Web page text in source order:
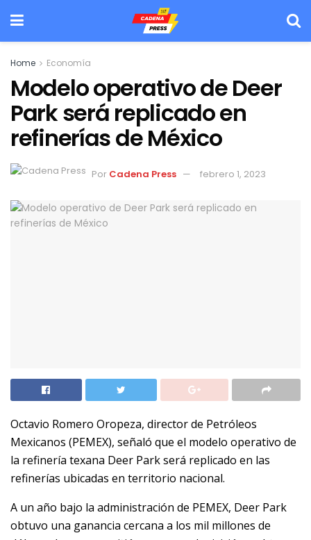
Home Economía
Modelo operativo de Deer
Park será replicado en
refinerías de México
Por Cadena Press febrero 1, 2023
Octavio Romero Oropeza, director de Petróleos
Mexicanos (PEMEX), señaló que el modelo operativo de
la refinería texana Deer Park será replicado en las
refinerías ubicadas en territorio nacional.
A un año bajo la administración de PEMEX, Deer Park
obtuvo una ganancia cercana a los mil millones de